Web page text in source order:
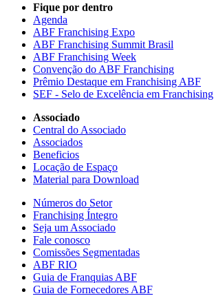
Fique por dentro
Agenda
ABF Franchising Expo
ABF Franchising Summit Brasil
ABF Franchising Week
Convenção do ABF Franchising
Prêmio Destaque em Franchising ABF
SEF - Selo de Excelência em Franchising
Associado
Central do Associado
Associados
Beneficios
Locação de Espaço
Material para Download
Números do Setor
Franchising Íntegro
Seja um Associado
Fale conosco
Comissões Segmentadas
ABF RIO
Guia de Franquias ABF
Guia de Fornecedores ABF